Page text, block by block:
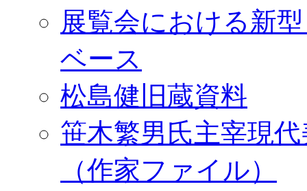
展覧会における新
ベース
松島健旧蔵資料
笹木繁男氏主宰現
（作家ファイル）